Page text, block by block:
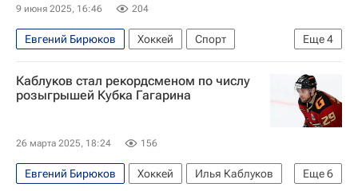
9 июня 2025, 16:46 204
Еще4
Евгений Бирюков Хоккей
Спорт
Василий Кошечкин
ЦСКА
КХЛ 2025-2026
Металлург (Магнитогорск)
Каблуков стал рекордсменом по числу
розыгрышей Кубка Гагарина
26 марта 2025, 18:24 156
Еще6
Евгений Бирюков Хоккей
Илья Каблуков